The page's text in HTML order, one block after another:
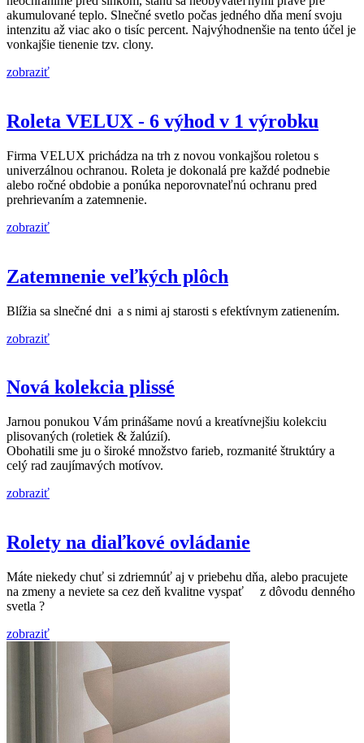
akumulované teplo. Slnečné svetlo počas jedného dňa mení svoju
intenzitu až viac ako o tisíc percent. Najvýhodnenšie na tento účel je
vonkajšie tienenie tzv. clony.
zobraziť
Roleta VELUX - 6 výhod v 1 výrobku
Firma VELUX prichádza na trh z novou vonkajšou roletou s
univerzálnou ochranou. Roleta je dokonalá pre každé podnebie
alebo ročné obdobie a ponúka neporovnateľnú ochranu pred
prehrievaním a zatemnenie.
zobraziť
Zatemnenie veľkých plôch
Blížia sa slnečné dni a s nimi aj starosti s efektívnym zatienením.
zobraziť
Nová kolekcia plissé
Jarnou ponukou Vám prinášame novú a kreatívnejšiu kolekciu
plisovaných (roletiek & žalúzií).
Obohatili sme ju o široké množstvo farieb, rozmanité štruktúry a
celý rad zaujímavých motívov.
zobraziť
Rolety na diaľkové ovládanie
Máte niekedy chuť si zdriemnúť aj v priebehu dňa, alebo pracujete
na zmeny a neviete sa cez deň kvalitne vyspať z dôvodu denného
svetla ?
zobraziť